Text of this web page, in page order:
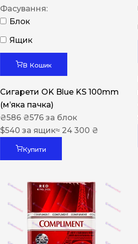
Фасування:
Блок
Ящик
В Кошик
Сигарети OK Blue KS 100mm
(м’яка пачка)
₴586 ₴576 за блок
$540 за ящик≈ 24 300 ₴
Купити